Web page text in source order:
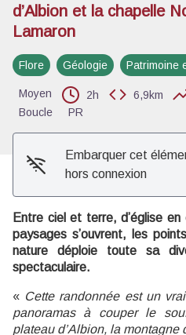
d’Albion et la chapelle
Lamaron
Flore Géologie Patrimoine
Moyen 2h 6,9km
Boucle
PR
Embarquer cet
hors connexion
Entre ciel et terre, d’église
paysages s’ouvrent, les
nature déploie toute sa
spectaculaire.
« Cette randonnée est un
panoramas à couper le
plateau d’Albion, la